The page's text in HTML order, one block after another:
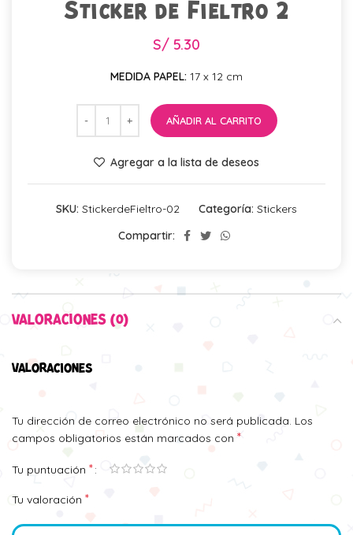
Sticker de Fieltro 2
S/ 5.30
MEDIDA PAPEL: 17 x 12 cm
AÑADIR AL CARRITO
Agregar a la lista de deseos
SKU: StickerdeFieltro-02 Categoría: Stickers
Compartir:
VALORACIONES (0)
VALORACIONES
Tu dirección de correo electrónico no será publicada. Los
campos obligatorios están marcados con *
Tu puntuación *
Tu valoración *